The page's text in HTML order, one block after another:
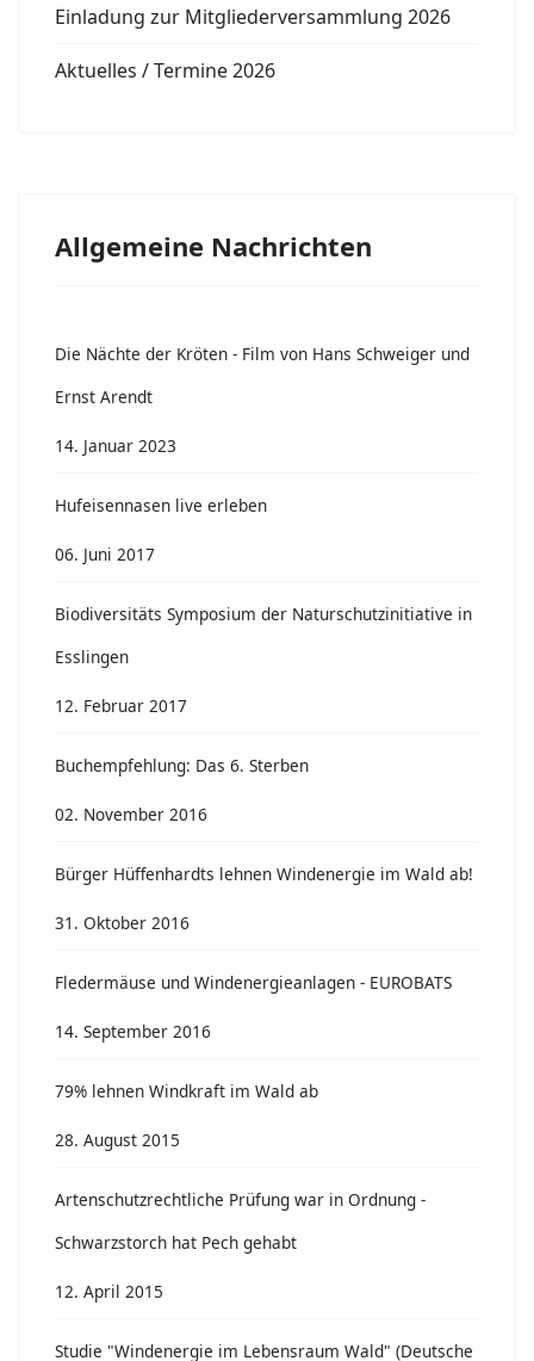
Einladung zur Mitgliederversammlung 2026
Aktuelles / Termine 2026
Allgemeine Nachrichten
Die Nächte der Kröten - Film von Hans Schweiger und
Ernst Arendt
14. Januar 2023
Hufeisennasen live erleben
06. Juni 2017
Biodiversitäts Symposium der Naturschutzinitiative in
Esslingen
12. Februar 2017
Buchempfehlung: Das 6. Sterben
02. November 2016
Bürger Hüffenhardts lehnen Windenergie im Wald ab!
31. Oktober 2016
Fledermäuse und Windenergieanlagen - EUROBATS
14. September 2016
79% lehnen Windkraft im Wald ab
28. August 2015
Artenschutzrechtliche Prüfung war in Ordnung -
Schwarzstorch hat Pech gehabt
12. April 2015
Studie "Windenergie im Lebensraum Wald" (Deutsche